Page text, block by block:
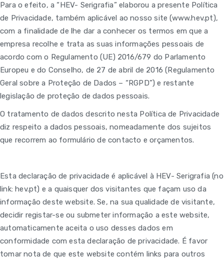
Para o efeito, a “HEV- Serigrafia” elaborou a presente Política
de Privacidade, também aplicável ao nosso site (www.hev.pt),
com a finalidade de lhe dar a conhecer os termos em que a
empresa recolhe e trata as suas informações pessoais de
acordo com o Regulamento (UE) 2016/679 do Parlamento
Europeu e do Conselho, de 27 de abril de 2016 (Regulamento
Geral sobre a Proteção de Dados – “RGPD”) e restante
legislação de proteção de dados pessoais.
O tratamento de dados descrito nesta Política de Privacidade
diz respeito a dados pessoais, nomeadamente dos sujeitos
que recorrem ao formulário de contacto e orçamentos.
Esta declaração de privacidade é aplicável à HEV- Serigrafia (no
link: hev.pt) e a quaisquer dos visitantes que façam uso da
informação deste website. Se, na sua qualidade de visitante,
decidir registar-se ou submeter informação a este website,
automaticamente aceita o uso desses dados em
conformidade com esta declaração de privacidade. É favor
tomar nota de que este website contém links para outros